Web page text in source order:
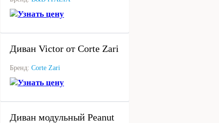
Узнать цену
Диван Victor от Corte Zari
Бренд: Corte Zari
Узнать цену
Диван модульный Peanut